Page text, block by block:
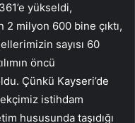
yükseldi,
2 milyon 600 bine çıktı,
sayısı 60
öncü
Çünkü Kayseri’de
istihdam
hususunda taşıdığı